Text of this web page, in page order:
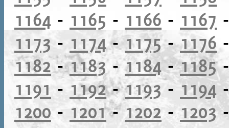
1164 - 1165 - 1166 - 1167
1173- 1174-1175-1176
1182-1183-1184-1185
1191 - 1192-1193-1194
1200 - 1201-1202- 1203